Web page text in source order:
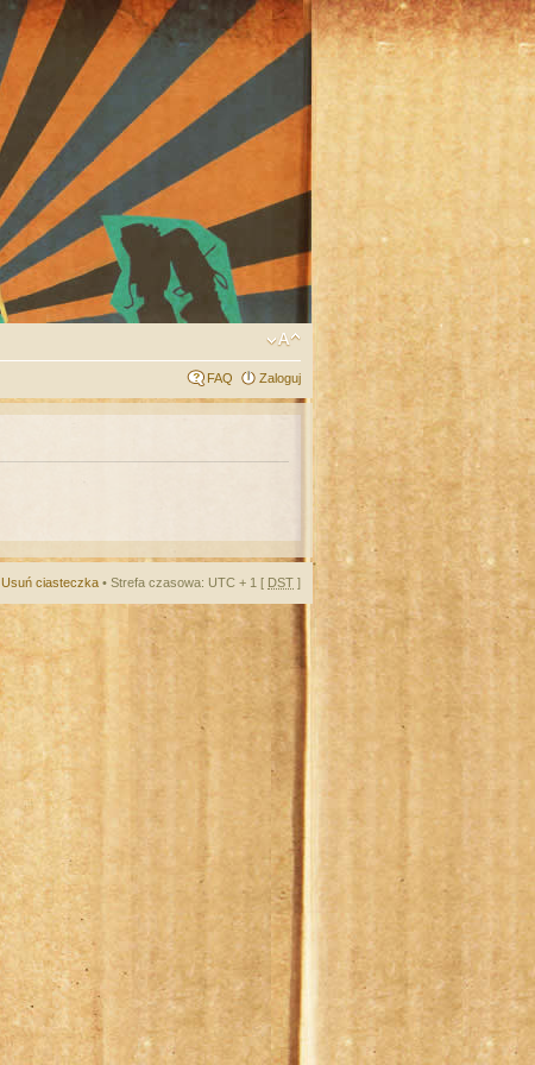
FAQ Zaloguj
Usuń ciasteczka • Strefa czasowa: UTC + 1 [ DST ]